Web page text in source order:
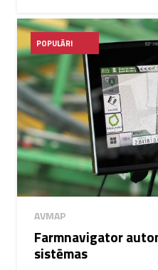
POPULĀRI
AVMAP
Farmnavigator
sistēmas